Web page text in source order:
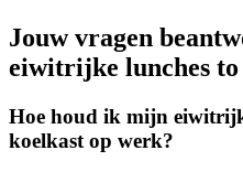
Jouw vragen
eiwitrijke lunches to
Hoe houd ik mijn
koelkast op werk?